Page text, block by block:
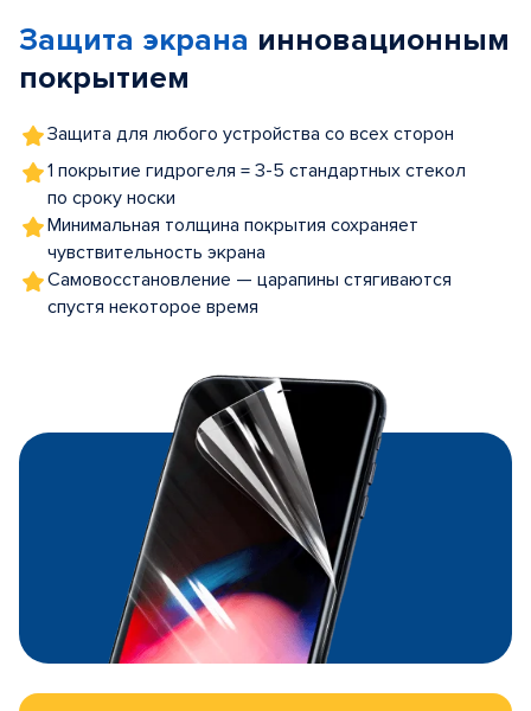
5
Защита экрана инновационным
покрытием
Защита для любого устройства со всех сторон
1 покрытие гидрогеля = 3-5 стандартных стекол
по сроку носки
Минимальная толщина покрытия сохраняет
чувствительность экрана
Самовосстановление — царапины стягиваются
спустя некоторое время